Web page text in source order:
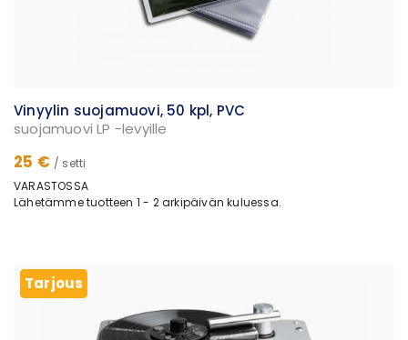
Vinyylin suojamuovi, 50 kpl, PVC
suojamuovi LP -levyille
25 € / setti
VARASTOSSA
Lähetämme tuotteen 1 - 2 arkipäivän kuluessa.
Tarjous
Tarjous